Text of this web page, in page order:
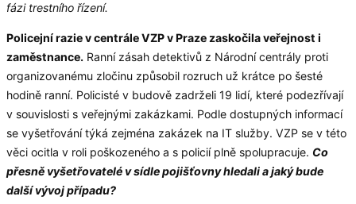
fázi trestního řízení.
Policejní razie v centrále VZP v Praze zaskočila veřejnost i
zaměstnance. Ranní zásah detektivů z Národní centrály proti
organizovanému zločinu způsobil rozruch už krátce po šesté
hodině ranní. Policisté v budově zadrželi 19 lidí, které podezřívají
v souvislosti s veřejnými zakázkami. Podle dostupných informací
se vyšetřování týká zejména zakázek na IT služby. VZP se v této
věci ocitla v roli poškozeného a s policií plně spolupracuje. Co
přesně vyšetřovatelé v sídle pojišťovny hledali a jaký bude
další vývoj případu?